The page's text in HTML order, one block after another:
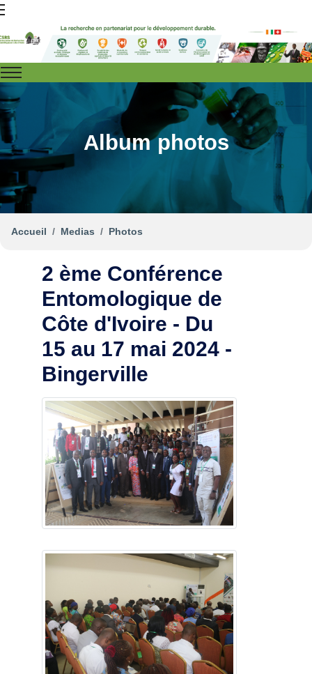
Album photos
Accueil Medias Photos
2 ème Conférence
Entomologique de
Côte d'Ivoire - Du
15 au 17 mai 2024 -
Bingerville